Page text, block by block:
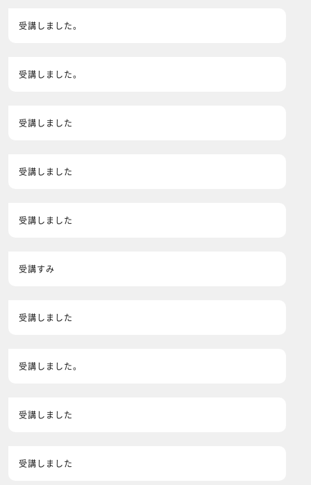
受講しました。
受講しました。
受講しました
受講しました
受講しました
受講すみ
受講しました
受講しました。
受講しました
受講しました